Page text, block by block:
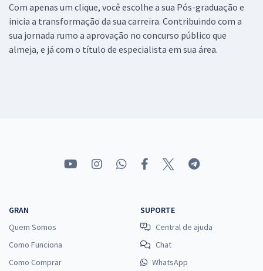
Com apenas um clique, você escolhe a sua Pós-graduação e
inicia a transformação da sua carreira. Contribuindo com a
sua jornada rumo a aprovação no concurso público que
almeja, e já com o título de especialista em sua área.
GRAN
Quem Somos
Como Funciona
Como Comprar
SUPORTE
Central de ajuda
Chat
WhatsApp